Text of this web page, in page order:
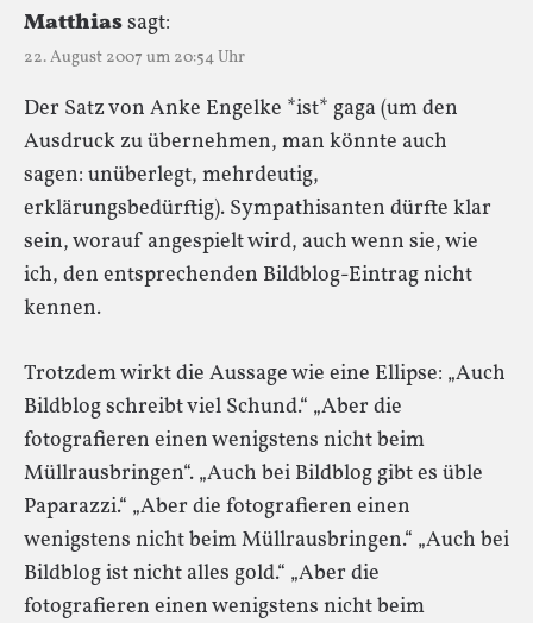
Matthiassagt:
22. August 2007 um 20:54 Uhr
Der Satz von Anke Engelke *ist* gaga (um den
Ausdruck zu übernehmen, man könnte auch
sagen: unüberlegt, mehrdeutig,
erklärungsbedürftig). Sympathisanten dürfte klar
sein, worauf angespielt wird, auch wenn sie, wie
ich, den entsprechenden Bildblog-Eintrag nicht
kennen.
Trotzdem wirkt die Aussage wie eine Ellipse: „Auch
Bildblog schreibt viel Schund.“ „Aber die
fotografieren einen wenigstens nicht beim
Müllrausbringen“. „Auch bei Bildblog gibt es üble
Paparazzi.“ „Aber die fotografieren einen
wenigstens nicht beim Müllrausbringen.“ „Auch bei
Bildblog ist nicht alles gold.“ „Aber die
fotografieren einen wenigstens nicht beim